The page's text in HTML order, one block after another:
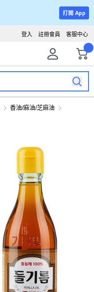
打開 App
客服中心
註冊會員
登入
香油/麻油/芝麻油